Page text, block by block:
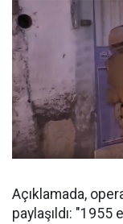
Açıklamada,
paylaşıldı: